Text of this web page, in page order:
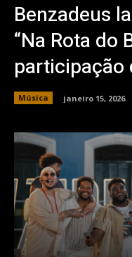
Benzadeus
“Na Rota do
participação
Música janeiro 15, 2026